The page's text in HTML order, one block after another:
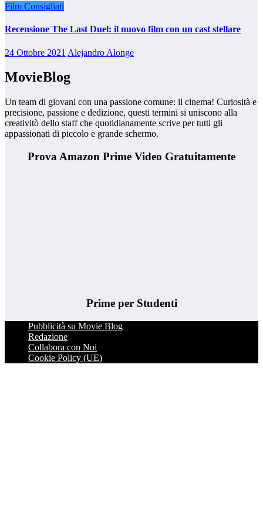
Film Consigliati
Recensione The Last Duel: il nuovo film con un cast stellare
24 Ottobre 2021 Alejandro Alonge
MovieBlog
Un team di giovani con una passione comune: il cinema! Curiosità e
precisione, passione e dedizione, questi termini si uniscono alla
creativitò dello staff che quotidianamente scrive per tutti gli
appassionati di piccolo e grande schermo.
Prova Amazon Prime Video Gratuitamente
Prime per Studenti
Pubblicità su Movie Blog
Redazione
Collabora con Noi
Cookie Policy (UE)